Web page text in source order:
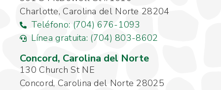
Charlotte, Carolina del Norte 28204
Teléfono: (704) 676-1093
Línea gratuita: (704) 803-8602
Concord, Carolina del Norte
130 Church St NE
Concord, Carolina del Norte 28025